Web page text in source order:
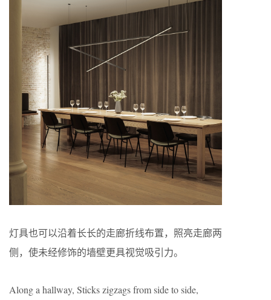
灯具也可以沿着长长的走廊折线布置，照亮走廊两
侧，使未经修饰的墙壁更具视觉吸引力。
Along a hallway, Sticks zigzags from side to side,